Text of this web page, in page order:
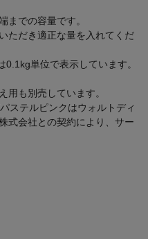
までの容量です。
ただき適正な量を入れてくだ
単位で表示しています。
も別売しています。
ステルピンクはウォルトディ
式会社との契約により、サー